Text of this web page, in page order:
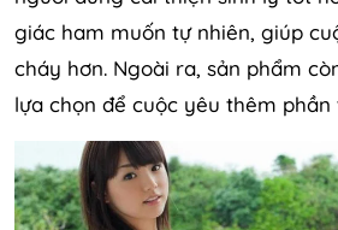
giác ham muốn tự nhiên, giúp
cháy hơn. Ngoài ra, sản phẩm
lựa chọn để cuộc yêu thêm phần